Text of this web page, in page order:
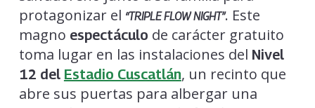
protagonizar el “TRIPLE FLOW NIGHT”. Este
magno espectáculo de carácter gratuito
toma lugar en las instalaciones del Nivel
12 del Estadio Cuscatlán, un recinto que
abre sus puertas para albergar una